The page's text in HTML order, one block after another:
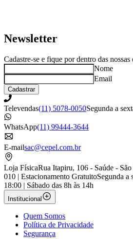
Newsletter
Cadastre-se e fique por dentro das
Nome
Email
Cadastrar
Televendas(11) 5078-0050Segunda a
WhatsApp(11) 99444-3644
E-mailsac@cepel.com.br
Loja FísicaRua Itapiru, 106 - Saúde -
010 | Estacionamento GratuitoSegunda a
18:00 | Sábado das 8h às 14h
Institucional
Quem Somos
Política de Privacidade
Segurança